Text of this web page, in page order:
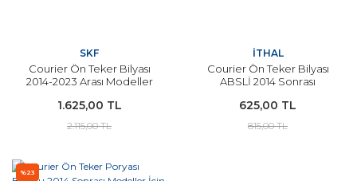
SKF
Courier Ön Teker Bilyası
2014-2023 Arası Modeller
1.625,00 TL
2.115,00 TL
İTHAL
Courier Ön Teker Bilyası
ABSLİ 2014 Sonrası
625,00 TL
815,00 TL
%23